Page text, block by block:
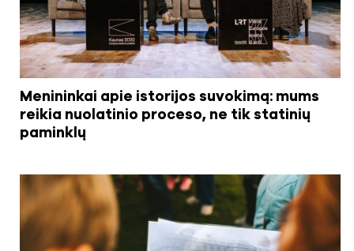
Menininkai apie istorijos suvokimą: mums
reikia nuolatinio proceso, ne tik statinių
paminklų